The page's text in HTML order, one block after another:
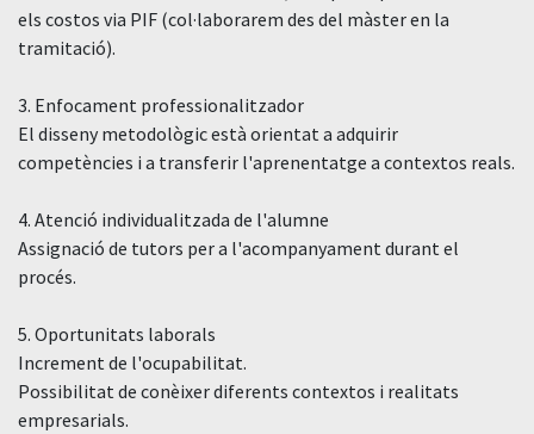
els costos via PIF (col·laborarem des del màster en la
tramitació).
3. Enfocament professionalitzador
El disseny metodològic està orientat a adquirir
competències i a transferir l'aprenentatge a contextos reals.
4. Atenció individualitzada de l'alumne
Assignació de tutors per a l'acompanyament durant el
procés.
5. Oportunitats laborals
Increment de l'ocupabilitat.
Possibilitat de conèixer diferents contextos i realitats
empresarials.